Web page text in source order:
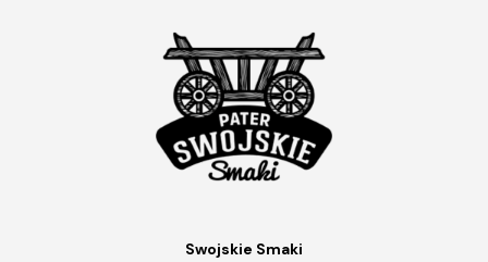
Swojskie Smaki